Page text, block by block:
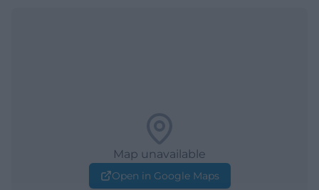
Map unavailable
Open in Google Maps